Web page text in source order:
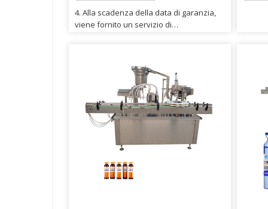
4. Alla scadenza della data di garanzia,
viene fornito un servizio di
completa, una macchina pneumatica
elettrica. Q: Hai un certificato CE9 A: Per
ogni modello di macchina, ha un
certificato CE.